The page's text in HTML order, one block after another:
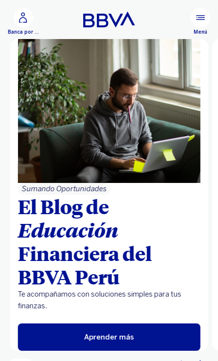
Banca por Internet Menú
Sumando Oportunidades
El Blog de
Educación
Financiera del
BBVA Perú
Te acompañamos con soluciones simples para tus
finanzas.
Aprender más